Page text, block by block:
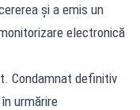
și a emis un
electronică
Condamnat definitiv
urmărire